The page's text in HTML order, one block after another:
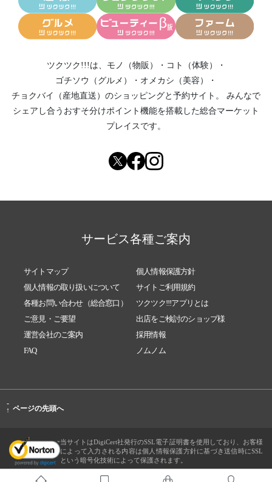
ツクツク!!!は、 モノ（物販） ・ コト（体験）
・
ゴチソウ（グルメ）
・ オメカシ（美容）
・
チョクバイ（産地直送） のショッピングと予約サイト。
みんなで
シェアし合う おすそ分けポイント機能を搭載した総合マーケット
プレイスです。
サービス各種ご案内
サイトマップ
個人情報保護方針
個人情報の取り扱いについて
サイトご利用規約
各種お問い合わせ（総合窓口）
ツクツク!!!アプリとは
ご意見・ご要望
出店をご検討のショップ様
運営会社のご案内
採用情報
FAQ
ノムノム
-
↑ ページの先頭へ
当サイトはDigiCert社発行のSSL電子証明書を使用しており、お客様
によって入力される内容は個人情報保護方針に基づき送信時にSSL
という暗号化技術によって保護されます。